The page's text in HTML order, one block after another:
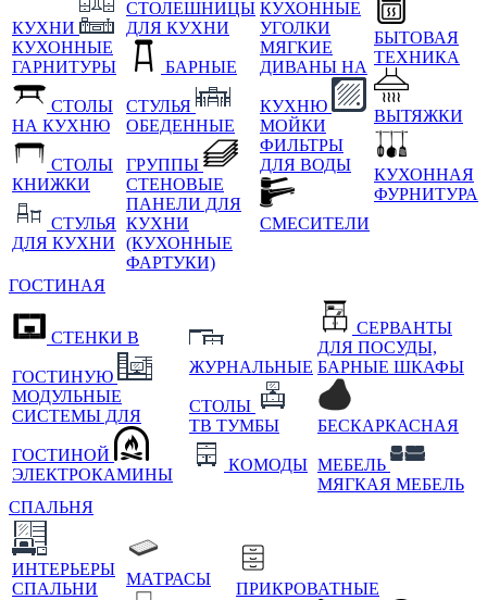
КУХНИ
КУХОННЫЕ
ГАРНИТУРЫ
СТОЛЫ
НА КУХНЮ
СТОЛЫ
КНИЖКИ
СТУЛЬЯ
ДЛЯ КУХНИ
СТОЛЕШНИЦЫ
ДЛЯ КУХНИ
БАРНЫЕ
СТУЛЬЯ
ОБЕДЕННЫЕ
ГРУППЫ
СТЕНОВЫЕ
ПАНЕЛИ ДЛЯ
КУХНИ
(КУХОННЫЕ
ФАРТУКИ)
КУХОННЫЕ
УГОЛКИ
МЯГКИЕ
ДИВАНЫ НА
КУХНЮ
МОЙКИ
ФИЛЬТРЫ
ДЛЯ ВОДЫ
СМЕСИТЕЛИ
БЫТОВАЯ
ТЕХНИКА
ВЫТЯЖКИ
КУХОННАЯ
ФУРНИТУРА
ГОСТИНАЯ
СТЕНКИ В
ГОСТИНУЮ
МОДУЛЬНЫЕ
СИСТЕМЫ ДЛЯ
ГОСТИНОЙ
ЭЛЕКТРОКАМИНЫ
ЖУРНАЛЬНЫЕ
СТОЛЫ
ТВ ТУМБЫ
КОМОДЫ
СЕРВАНТЫ
ДЛЯ ПОСУДЫ,
БАРНЫЕ ШКАФЫ
БЕСКАРКАСНАЯ
МЕБЕЛЬ
МЯГКАЯ МЕБЕЛЬ
СПАЛЬНЯ
ИНТЕРЬЕРЫ
СПАЛЬНИ
МАТРАСЫ
ПРИКРОВАТНЫЕ